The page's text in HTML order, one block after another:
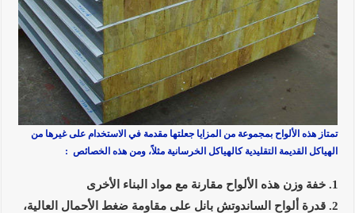
تمتاز هذه الألواح بمجموعة من المزايا جعلتها مقدمة في الاستخدام على غيرها من
الهياكل القديمة التقليدية كالهياكل الخرسانية مثلاً، ومن هذه الخصائص :
خفة وزن هذه الألواح مقارنة مع مواد البناء الأخرى
قدرة ألواح الساندوتش بانل على مقاومة ضغط الأحمال العالية،